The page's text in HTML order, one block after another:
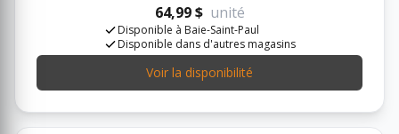
64,99 $ unité
Disponible à Baie-Saint-Paul
Disponible dans d'autres magasins
Voir la disponibilité